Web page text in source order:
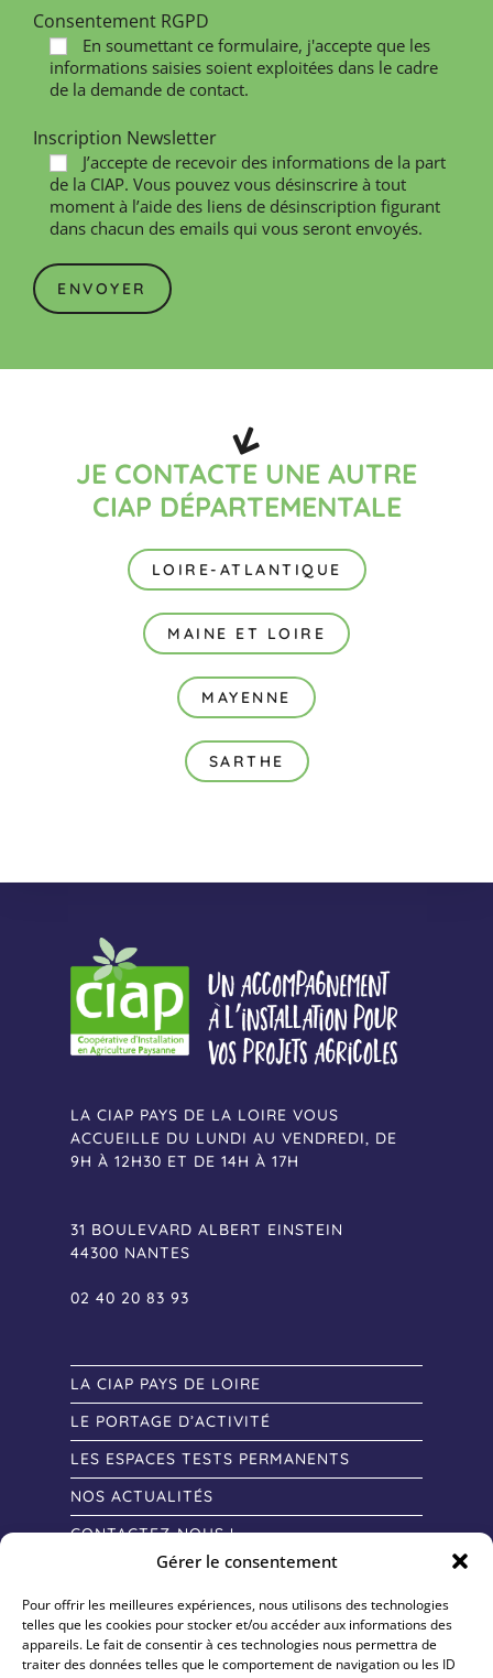
Gérer le consentement
Pour offrir les meilleures expériences, nous utilisons des technologies
telles que les cookies pour stocker et/ou accéder aux informations des
appareils. Le fait de consentir à ces technologies nous permettra de
traiter des données telles que le comportement de navigation ou les ID
Consentement RGPD
En soumettant ce formulaire, j'accepte que les
informations saisies soient exploitées dans le cadre
de la demande de contact.
Inscription Newsletter
J’accepte de recevoir des informations de la part
de la CIAP. Vous pouvez vous désinscrire à tout
moment à l’aide des liens de désinscription figurant
dans chacun des emails qui vous seront envoyés.
JE CONTACTE UNE AUTRE
CIAP DÉPARTEMENTALE
LOIRE-ATLANTIQUE
MAINE ET LOIRE
MAYENNE
SARTHE
LA CIAP PAYS DE LA LOIRE VOUS
ACCUEILLE DU LUNDI AU VENDREDI, DE
9H À 12H30 ET DE 14H À 17H
31 BOULEVARD ALBERT EINSTEIN
44300 NANTES
02 40 20 83 93
LA CIAP PAYS DE LOIRE
LE PORTAGE D’ACTIVITÉ
LES ESPACES TESTS PERMANENTS
NOS ACTUALITÉS
CONTACTEZ-NOUS !